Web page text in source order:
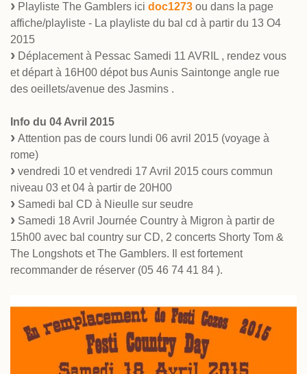
Playliste The Gamblers ici doc1273 ou dans la page
affiche/playliste - La playliste du bal cd à partir du 13 O4
2015
Déplacement à Pessac Samedi 11 AVRIL , rendez vous
et départ à 16H00 dépot bus Aunis Saintonge angle rue
des oeillets/avenue des Jasmins .
Info du 04 Avril 2015
Attention pas de cours lundi 06 avril 2015 (voyage à
rome)
vendredi 10 et vendredi 17 Avril 2015 cours commun
niveau 03 et 04 à partir de 20H00
Samedi bal CD à Nieulle sur seudre
Samedi 18 Avril Journée Country à Migron à partir de
15h00 avec bal country sur CD, 2 concerts Shorty Tom &
The Longshots et The Gamblers. Il est fortement
recommander de réserver (05 46 74 41 84 ).